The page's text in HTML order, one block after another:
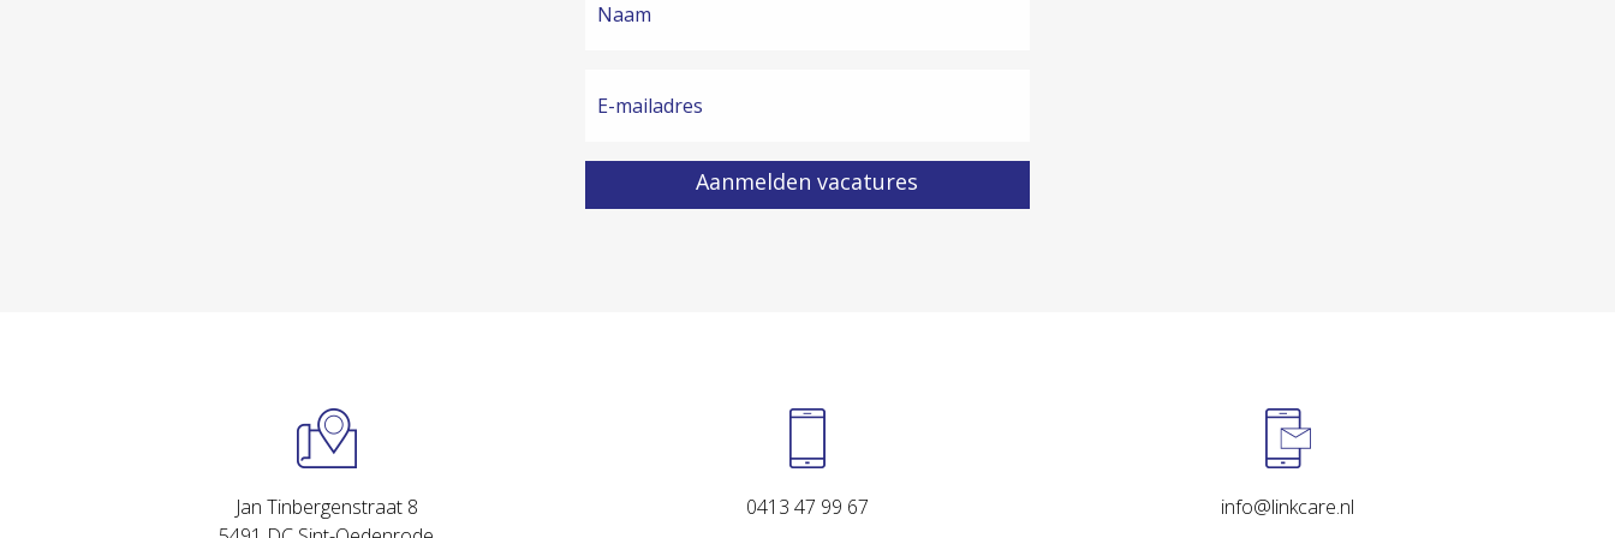
Jan Tinbergenstraat 8
0413 47 99 67 info@linkcare.nl